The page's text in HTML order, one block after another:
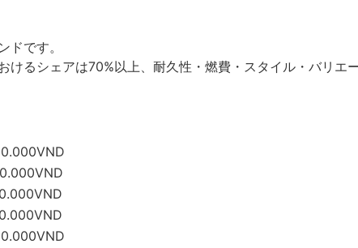
ドです。
けるシェアは70%以上、耐久性・燃費・スタイル・バリエ